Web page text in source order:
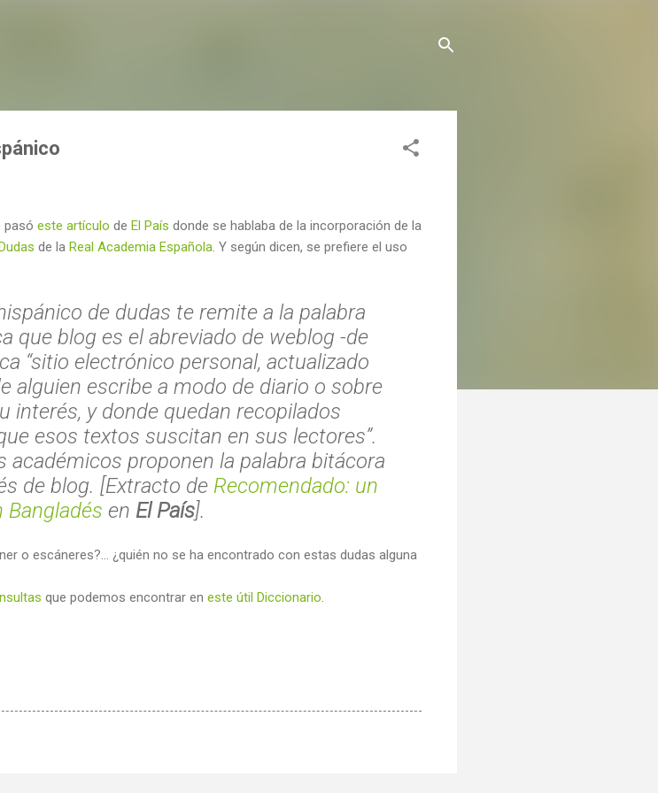
pasó este artículo de El País donde se hablaba de la incorporación de la
de la Real Academia Española . Y según dicen, se prefiere el uso
de dudas te remite a la palabra
que blog es el abreviado de weblog -de
“sitio electrónico personal, actualizado
alguien escribe a modo de diario o sobre
interés, y donde quedan recopilados
esos textos suscitan en sus lectores”.
académicos proponen la palabra bitácora
de blog. [Extracto de Recomendado: un
Bangladés en El País].
o escáneres?… ¿quién no se ha encontrado con estas dudas alguna
que podemos encontrar en este útil Diccionario